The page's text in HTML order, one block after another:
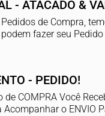
- ATACADO &
de Compra,
fazer seu
- PEDIDO!
COMPRA Você
o ENVIO